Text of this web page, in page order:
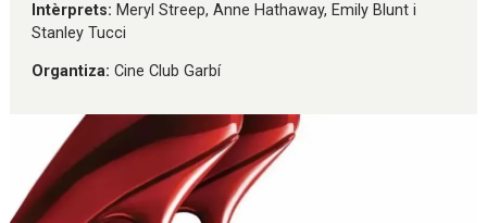
Intèrprets: Meryl Streep, Anne Hathaway, Emily Blunt i
Stanley Tucci
Organtiza: Cine Club Garbí